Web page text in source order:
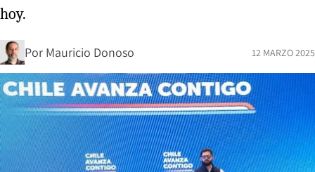
hoy.
Por Mauricio Donoso 12 MARZO 2025